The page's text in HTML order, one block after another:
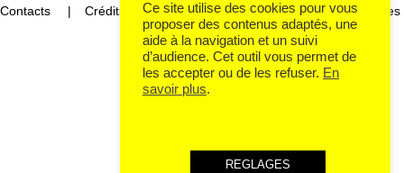
Contacts Crédits Mentions légales et données personnelles
Ce site utilise des cookies pour vous
proposer des contenus adaptés, une
aide à la navigation et un suivi
d’audience. Cet outil vous permet de
les accepter ou de les refuser. En
savoir plus.
REGLAGES